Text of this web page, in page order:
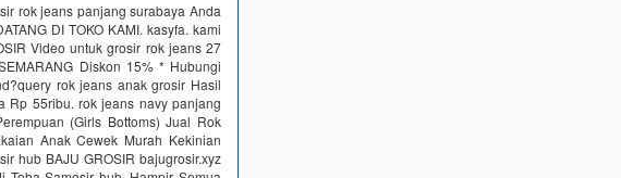
rok jeans panjang surabaya Anda
DI TOKO KAMI. kasyfa. kami
Video untuk grosir rok jeans 27
Diskon 15% * Hubungi
rok jeans anak grosir Hasil
Rp 55ribu. rok jeans navy panjang
(Girls Bottoms) Jual Rok
Anak Cewek Murah Kekinian
hub BAJU GROSIR bajugrosir.xyz